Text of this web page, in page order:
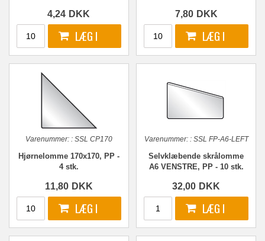
4,24 DKK 7,80 DKK
Varenummer:: SSL CP170
Hjørnelomme 170x170, PP -
4 stk.
11,80 DKK
Varenummer:: SSL FP-A6-LEFT
Selvklæbende skrålomme
A6 VENSTRE, PP - 10 stk.
32,00 DKK